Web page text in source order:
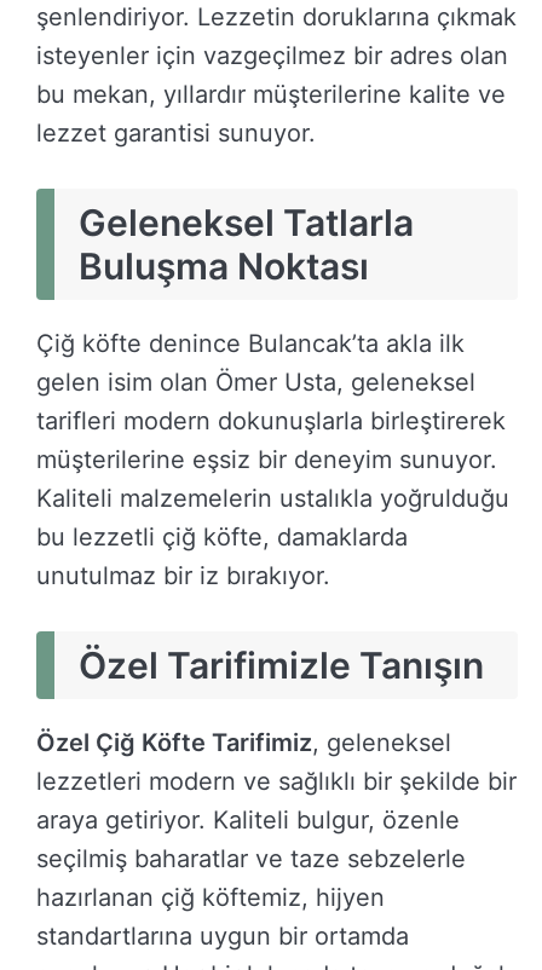
şenlendiriyor. Lezzetin doruklarına çıkmak
isteyenler için vazgeçilmez bir adres olan
bu mekan, yıllardır müşterilerine kalite ve
lezzet garantisi sunuyor.
Geleneksel Tatlarla
Buluşma Noktası
Çiğ köfte denince Bulancak’ta akla ilk
gelen isim olan Ömer Usta, geleneksel
tarifleri modern dokunuşlarla birleştirerek
müşterilerine eşsiz bir deneyim sunuyor.
Kaliteli malzemelerin ustalıkla yoğrulduğu
bu lezzetli çiğ köfte, damaklarda
unutulmaz bir iz bırakıyor.
Özel Tarifimizle Tanışın
Özel Çiğ Köfte Tarifimiz, geleneksel
lezzetleri modern ve sağlıklı bir şekilde bir
araya getiriyor. Kaliteli bulgur, özenle
seçilmiş baharatlar ve taze sebzelerle
hazırlanan çiğ köftemiz, hijyen
standartlarına uygun bir ortamda